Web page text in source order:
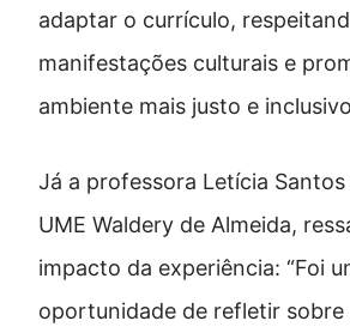
adaptar o currículo,
manifestações culturais e
ambiente mais justo e
Já a professora Letícia Santos
UME Waldery de Almeida,
impacto da experiência: “Foi
oportunidade de refletir sobre